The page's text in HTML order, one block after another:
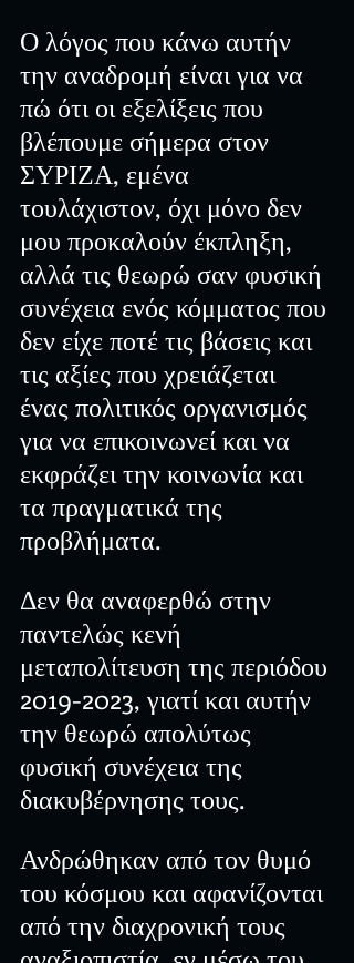
Ο λόγος που κάνω αυτήν
την αναδρομή είναι για να
πώ ότι οι εξελίξεις που
βλέπουμε σήμερα στον
ΣΥΡΙΖΑ, εμένα
τουλάχιστον, όχι μόνο δεν
μου προκαλούν έκπληξη,
αλλά τις θεωρώ σαν φυσική
συνέχεια ενός κόμματος που
δεν είχε ποτέ τις βάσεις και
τις αξίες που χρειάζεται
ένας πολιτικός οργανισμός
για να επικοινωνεί και να
εκφράζει την κοινωνία και
τα πραγματικά της
προβλήματα.
Δεν θα αναφερθώ στην
παντελώς κενή
μεταπολίτευση της περιόδου
2019-2023, γιατί και αυτήν
την θεωρώ απολύτως
φυσική συνέχεια της
διακυβέρνησης τους.
Ανδρώθηκαν από τον θυμό
του κόσμου και αφανίζονται
από την διαχρονική τους